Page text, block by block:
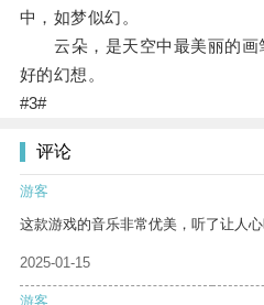
中，如梦似幻。
云朵，是天空中最美丽的画
好的幻想。
#3#
评论
游客
这款游戏的音乐非常优美，听了让人心
2025-01-15
游客